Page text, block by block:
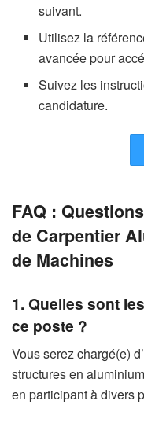
suivant.
Utilisez la
avancée pour
Suivez les
candidature.
FAQ :
de Carpentier
de Machines
1. Quelles sont
ce poste ?
Vous serez chargé(e)
structures en
en participant à divers